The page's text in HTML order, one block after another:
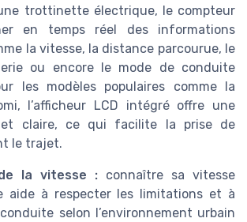
trottinette électrique, le compteur
en temps réel des informations
la vitesse, la distance parcourue, le
ou encore le mode de conduite
les modèles populaires comme la
l’afficheur LCD intégré offre une
et claire, ce qui facilite la prise de
le trajet.
la vitesse : connaître sa vitesse
aide à respecter les limitations et à
selon l’environnement urbain